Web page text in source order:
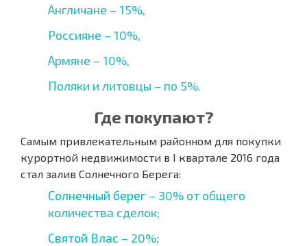
Англичане – 15%,
Россияне – 10%,
Армяне – 10%,
Поляки и литовцы – по 5%.
Где покупают?
Самым привлекательным районном для покупки
курортной недвижимости в I квартале 2016 года
стал залив Солнечного Берега:
Солнечный берег – 30% от общего
количества сделок;
Святой Влас – 20%;